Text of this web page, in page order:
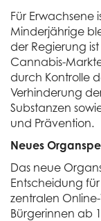
Für Erwachsene
Minderjährige
der Regierung
Cannabis-
durch Kontrolle
Verhinderung
Substanzen
und Prävention.
Neues
Das neue
Entscheidung
zentralen
Bürgerinnen ab